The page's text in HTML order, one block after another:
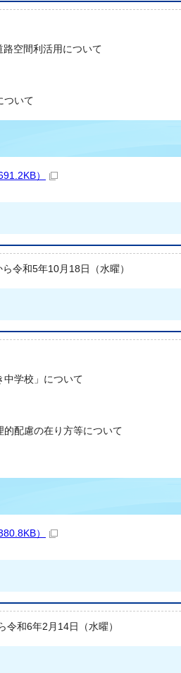
路空間利活用について
ついて
）
令和5年10月18日（水曜）
中学校」について
配慮の在り方等について
）
令和6年2月14日（水曜）